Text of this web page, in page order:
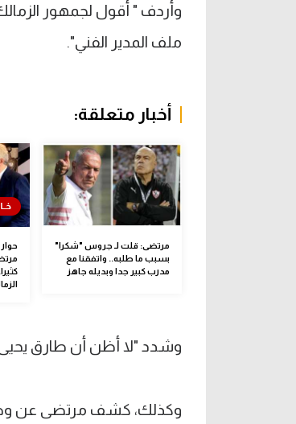
ملف المدير الفني".
أخبار متعلقة:
مرتضى: قلت لـ جروس "شكرا"
بسبب ما طلبه.. واتفقنا مع
مدرب كبير جدا وبديله جاهز
وشدد "لا أظن أن طارق يحيى
وكذلك، كشف مرتضى عن